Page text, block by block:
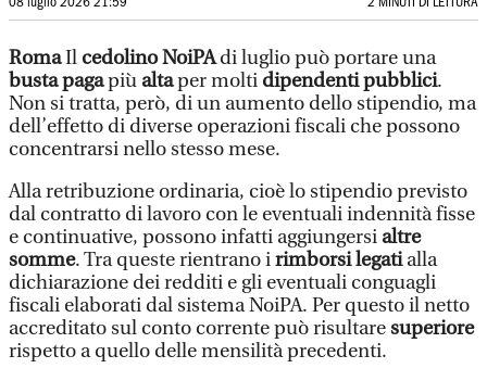
08 luglio 2026 21:59 2 MINUTI DI LETTURA
RomaIl cedolino NoiPAdi luglio può portare una
busta pagapiù altaper molti dipendenti pubblici.
Non si tratta, però, di un aumento dello stipendio, ma
dell’effetto di diverse operazioni fiscali che possono
concentrarsi nello stesso mese.
Alla retribuzione ordinaria, cioè lo stipendio previsto
dal contratto di lavoro con le eventuali indennità fisse
e continuative, possono infatti aggiungersi altre
somme. Tra queste rientrano irimborsi legatialla
dichiarazione dei redditi e gli eventuali conguagli
fiscali elaborati dal sistema NoiPA. Per questo il netto
accreditato sul conto corrente può risultaresuperiore
rispetto a quello delle mensilità precedenti.